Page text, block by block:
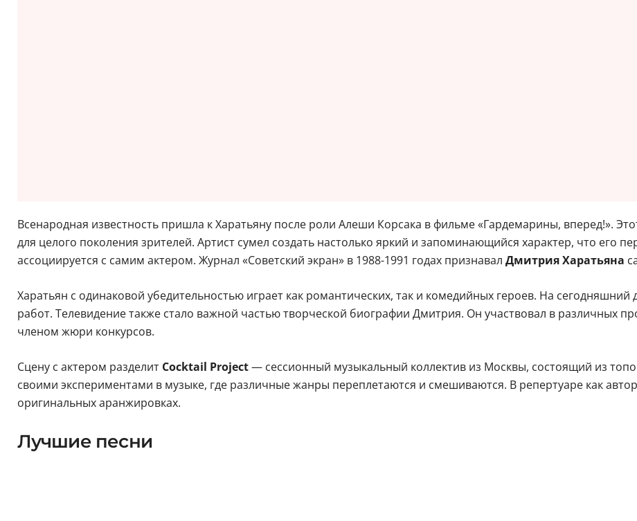
Всенародная известность пришла к Харатьяну после роли Алеши Корсака в фильме «Гардемарины, вперед!».
для целого поколения зрителей. Артист сумел создать настолько яркий и запоминающийся характер, что его
ассоциируется с самим актером. Журнал «Советский экран» в 1988-1991 годах признавал Дмитрия Харатьяна
Харатьян с одинаковой убедительностью играет как романтических, так и комедийных героев. На
работ. Телевидение также стало важной частью творческой биографии Дмитрия. Он участвовал в различных
членом жюри конкурсов.
Сцену с актером разделит Cocktail Project— сессионный музыкальный коллектив из Москвы, состоящий из
своими экспериментами в музыке, где различные жанры переплетаются и смешиваются. В репертуаре как
оригинальных аранжировках.
Лучшие песни